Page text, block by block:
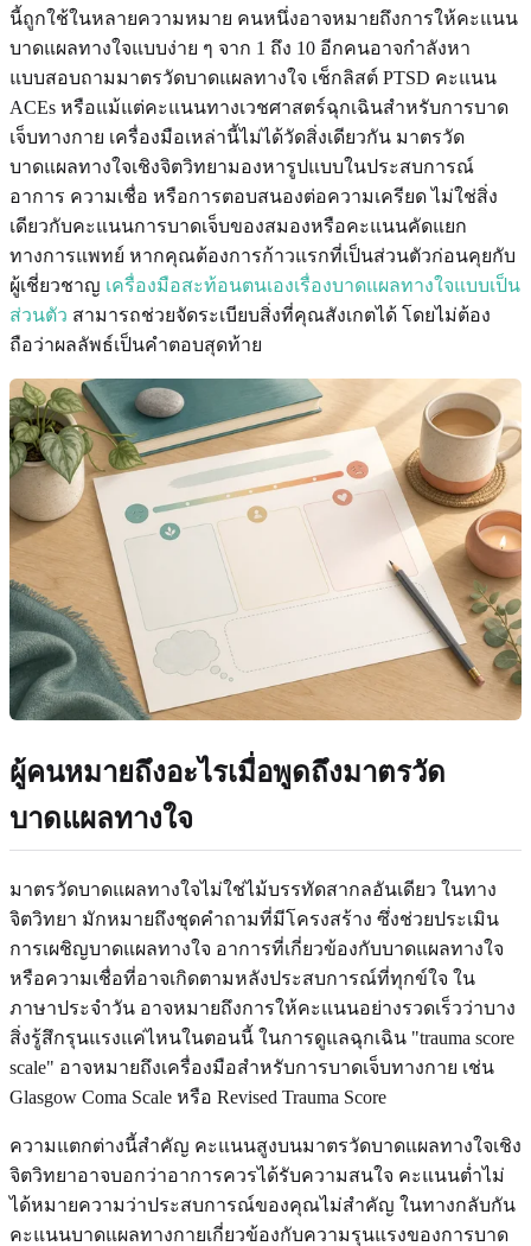
นี้ถูกใช้ในหลายความหมาย คนหนึ่งอาจหมายถึงการให้คะแนน
บาดแผลทางใจแบบง่าย ๆ จาก 1 ถึง 10 อีกคนอาจกำลังหา
แบบสอบถามมาตรวัดบาดแผลทางใจ เช็กลิสต์ PTSD คะแนน
ACEs หรือแม้แต่คะแนนทางเวชศาสตร์ฉุกเฉินสำหรับการบาด
เจ็บทางกาย เครื่องมือเหล่านี้ไม่ได้วัดสิ่งเดียวกัน มาตรวัด
บาดแผลทางใจเชิงจิตวิทยามองหารูปแบบในประสบการณ์
อาการ ความเชื่อ หรือการตอบสนองต่อความเครียด ไม่ใช่สิ่ง
เดียวกับคะแนนการบาดเจ็บของสมองหรือคะแนนคัดแยก
ทางการแพทย์ หากคุณต้องการก้าวแรกที่เป็นส่วนตัวก่อนคุยกับ
ผู้เชี่ยวชาญ เครื่องมือสะท้อนตนเองเรื่องบาดแผลทางใจแบบเป็น
ส่วนตัว สามารถช่วยจัดระเบียบสิ่งที่คุณสังเกตได้ โดยไม่ต้อง
ถือว่าผลลัพธ์เป็นคำตอบสุดท้าย
ผู้คนหมายถึงอะไรเมื่อพูดถึงมาตรวัด
บาดแผลทางใจ
มาตรวัดบาดแผลทางใจไม่ใช่ไม้บรรทัดสากลอันเดียว ในทาง
จิตวิทยา มักหมายถึงชุดคำถามที่มีโครงสร้าง ซึ่งช่วยประเมิน
การเผชิญบาดแผลทางใจ อาการที่เกี่ยวข้องกับบาดแผลทางใจ
หรือความเชื่อที่อาจเกิดตามหลังประสบการณ์ที่ทุกข์ใจ ใน
ภาษาประจำวัน อาจหมายถึงการให้คะแนนอย่างรวดเร็วว่าบาง
สิ่งรู้สึกรุนแรงแค่ไหนในตอนนี้ ในการดูแลฉุกเฉิน "trauma score
scale" อาจหมายถึงเครื่องมือสำหรับการบาดเจ็บทางกาย เช่น
Glasgow Coma Scale หรือ Revised Trauma Score
ความแตกต่างนี้สำคัญ คะแนนสูงบนมาตรวัดบาดแผลทางใจเชิง
จิตวิทยาอาจบอกว่าอาการควรได้รับความสนใจ คะแนนต่ำไม่
ได้หมายความว่าประสบการณ์ของคุณไม่สำคัญ ในทางกลับกัน
คะแนนบาดแผลทางกายเกี่ยวข้องกับความรุนแรงของการบาด